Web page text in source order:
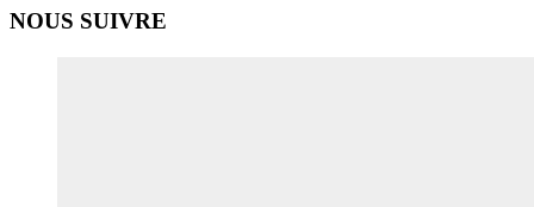
NOUS SUIVRE